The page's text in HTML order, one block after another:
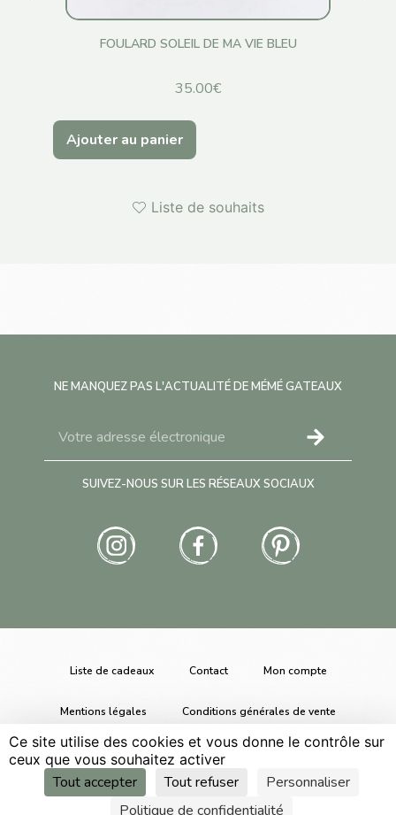
Ce site utilise des cookies et vous donne le contrôle sur
ceux que vous souhaitez activer
Tout accepter Tout refuser
Personnaliser
Politique de confidentialité
FOULARD SOLEIL DE MA VIE BLEU
35.00€
Ajouter au panier
Liste de souhaits
NE MANQUEZ PAS L'ACTUALITÉ DE MÉMÉ GATEAUX
SUIVEZ-NOUS SUR LES RÉSEAUX SOCIAUX
Liste de cadeaux Contact Mon compte
Mentions légales Conditions générales de vente
Gestion des cookies